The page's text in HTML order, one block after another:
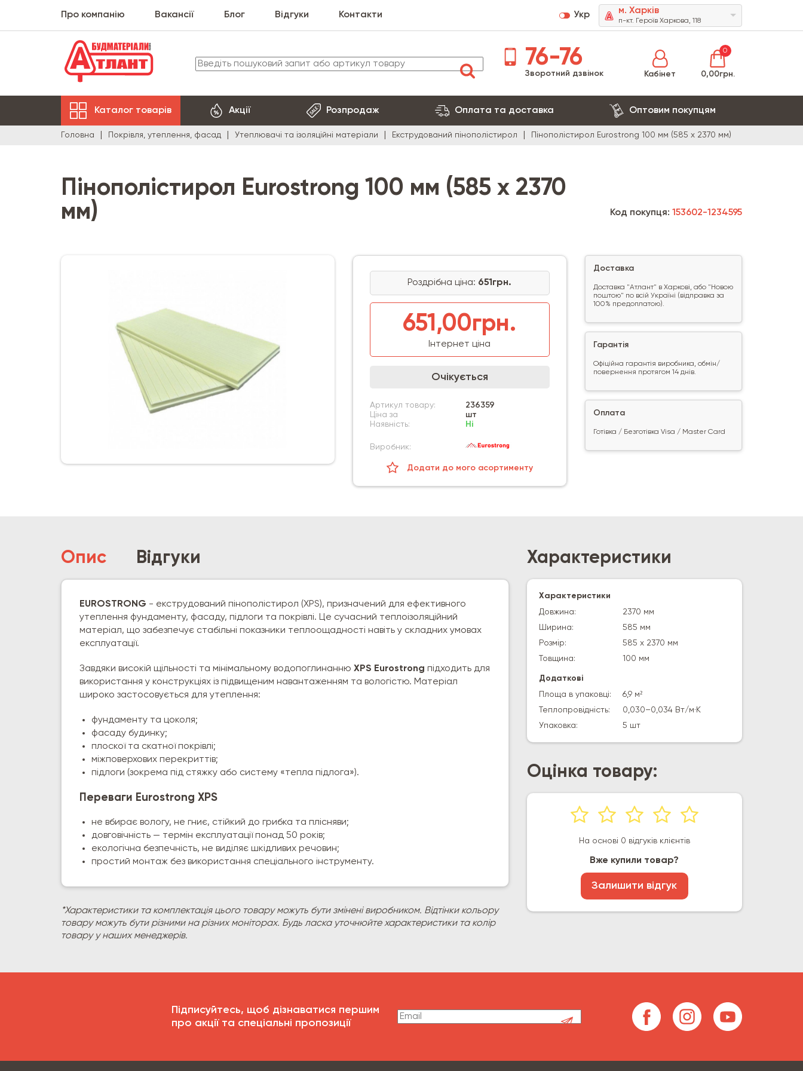
Про компанію Вакансії Блог Відгуки Контакти Укр м. Харків
п-кт. Героїв Харкова, 118
76-76
Зворотний дзвінок Кабінет
0
0,00грн.
Каталог товарів Акції Розпродаж Оплата та доставка Оптовим покупцям
Головна Покрівля, утеплення, фасад Утеплювачі та ізоляційні матеріали Екструдований пінополістирол Пінополістирол Eurostrong 100 мм (585 x 2370 мм)
Пінополістирол Eurostrong 100 мм (585 x 2370
мм)
Роздрібна ціна: 651грн.
651,00грн.
Інтернет ціна
Очікується
Артикул товару:
236359
Ціна за
шт
Наявність:
Ні
Виробник:
Додати до мого асортименту
Код покупця: 153602-1234595
Доставка
Доставка "Атлант" в Харкові, або "Новою
поштою" по всій Україні (відправка за
100% предоплатою).
Гарантія
Офіційна гарантія виробника, обмін/
повернення протягом 14 днів.
Оплата
Готівка / Безготівка Visa / Master Card
Опис Відгуки
EUROSTRONG - екструдований пінополістирол (XPS), призначений для ефективного
утеплення фундаменту, фасаду, підлоги та покрівлі. Це сучасний теплоізоляційний
матеріал, що забезпечує стабільні показники теплоощадності навіть у складних умовах
експлуатації.
Завдяки високій щільності та мінімальному водопоглинанню XPS Eurostrong підходить для
використання у конструкціях із підвищеним навантаженням та вологістю. Матеріал
широко застосовується для утеплення:
фундаменту та цоколя;
фасаду будинку;
плоскої та скатної покрівлі;
міжповерхових перекриттів;
підлоги (зокрема під стяжку або систему «тепла підлога»).
Переваги Eurostrong XPS
не вбирає вологу, не гниє, стійкий до грибка та плісняви;
довговічність — термін експлуатації понад 50 років;
екологічна безпечність, не виділяє шкідливих речовин;
простий монтаж без використання спеціального інструменту.
*Характеристики та комплектація цього товару можуть бути змінені виробником. Відтінки кольору
товару можуть бути різними на різних моніторах. Будь ласка уточнюйте характеристики та колір
товару у наших менеджерів.
Характеристики
Характеристики
Довжина:
2370 мм
Ширина:
585 мм
Розмір:
585 x 2370 мм
Товщина:
100 мм
Додаткові
Площа в упаковці:
6,9 м²
Теплопровідність:
0,030–0,034 Вт/м·К
Упаковка:
5 шт
Оцінка товару:
На основі 0 відгуків клієнтів
Вже купили товар?
Залишити відгук
Підписуйтесь, щоб дізнаватися першим
про акції та спеціальні пропозиції